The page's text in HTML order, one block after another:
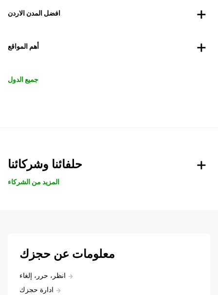
افضل المدن الاردن
أهم المواقع
جميع الدول
حلفائنا وشركائنا
المزيد من الشركاء
معلومات عن حجزك
انظر، حرر، إلغاء
ادارة حجزك